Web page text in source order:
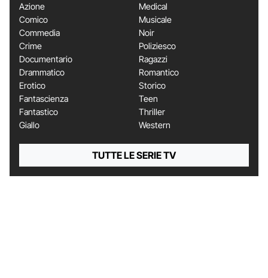
Azione
Comico
Commedia
Crime
Documentario
Drammatico
Erotico
Fantascienza
Fantastico
Giallo
Medical
Musicale
Noir
Poliziesco
Ragazzi
Romantico
Storico
Teen
Thriller
Western
TUTTE LE SERIE TV